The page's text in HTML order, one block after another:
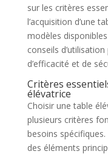
sur les critères
l’acquisition d’une
modèles
conseils
d’efficacité et de
Critères
élévatrice
Choisir une table
plusieurs critères
besoins spécifiques.
des éléments